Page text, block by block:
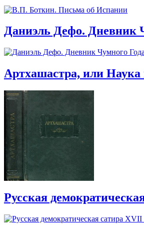
Даниэль Дефо. Дневник
Артхашастра, или Наука
Русская